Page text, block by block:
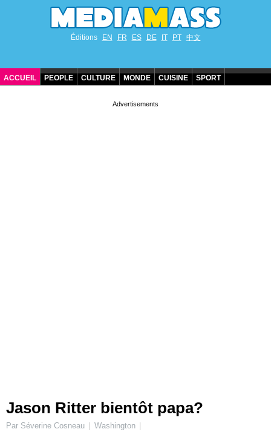
Éditions EN FR ES DE IT PT 中文
ACCUEIL PEOPLE CULTURE MONDE CUISINE SPORT
Jason Ritter bientôt papa?
Par Séverine Cosneau
Washington